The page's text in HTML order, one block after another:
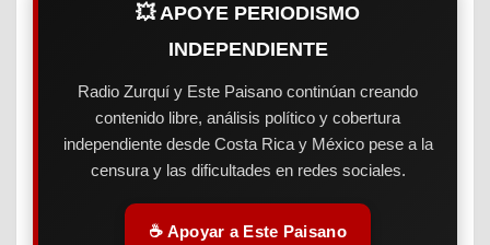
💥 APOYE PERIODISMO
INDEPENDIENTE
Radio Zurquí y Este Paisano continúan creando
contenido libre, análisis político y cobertura
independiente desde Costa Rica y México pese a la
censura y las dificultades en redes sociales.
☕ Apoyar a Este Paisano